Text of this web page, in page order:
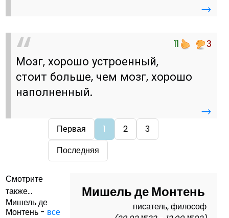
→
11 3
Мозг, хорошо устроенный,
стоит больше, чем мозг, хорошо
наполненный.
→
Первая 1 2
3
Последняя
Мишель де Монтень
писатель, философ
Смотрите
также...
Мишель де
Монтень - все